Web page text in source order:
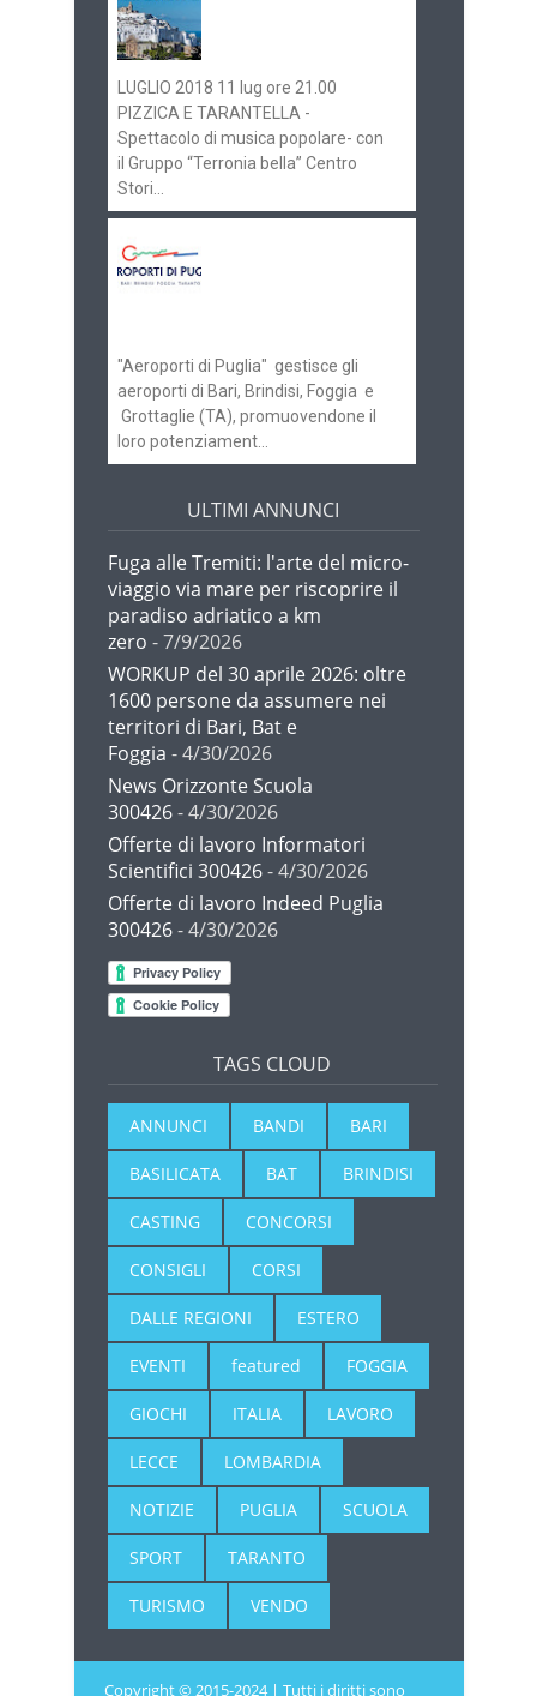
LUGLIO 2018 11 lug ore 21.00
PIZZICA E TARANTELLA -
Spettacolo di musica popolare- con
il Gruppo “Terronia bella” Centro
Stori...
"Aeroporti di Puglia" gestisce gli
aeroporti di Bari, Brindisi, Foggia e
Grottaglie (TA), promuovendone il
loro potenziament...
ULTIMI ANNUNCI
Fuga alle Tremiti: l'arte del micro-
viaggio via mare per riscoprire il
paradiso adriatico a km
zero - 7/9/2026
WORKUP del 30 aprile 2026: oltre
1600 persone da assumere nei
territori di Bari, Bat e
Foggia - 4/30/2026
News Orizzonte Scuola
300426- 4/30/2026
Offerte di lavoro Informatori
Scientifici 300426- 4/30/2026
Offerte di lavoro Indeed Puglia
300426- 4/30/2026
TAGS CLOUD
ANNUNCI BANDI BARI
BASILICATA BAT BRINDISI
CASTING CONCORSI
CONSIGLI CORSI
DALLE REGIONI ESTERO
EVENTI featured FOGGIA
GIOCHI ITALIA LAVORO
LECCE LOMBARDIA
NOTIZIE PUGLIA SCUOLA
SPORT TARANTO
TURISMO VENDO
Copyright © 2015-2024 | Tutti i diritti sono